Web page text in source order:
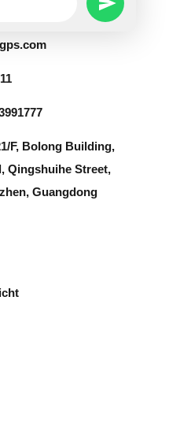
F, Bolong Building,
Qingshuihe Street,
Guangdong
SEND